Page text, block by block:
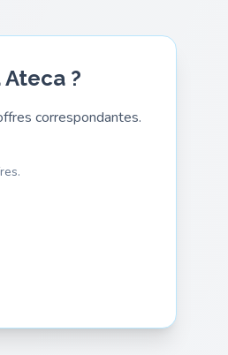
?
correspondantes.